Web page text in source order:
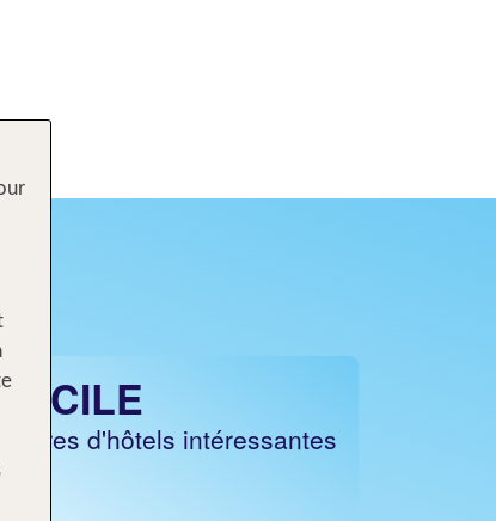
SICILE
Offres d'hôtels intéressantes